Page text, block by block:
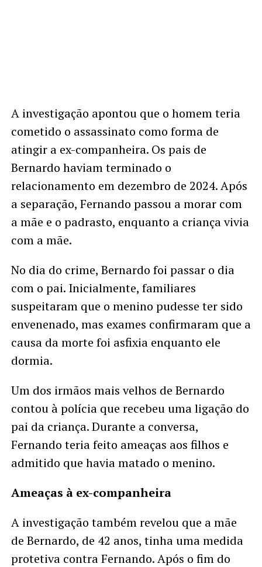
A investigação apontou que o homem teria
cometido o assassinato como forma de
atingir a ex-companheira. Os pais de
Bernardo haviam terminado o
relacionamento em dezembro de 2024. Após
a separação, Fernando passou a morar com
a mãe e o padrasto, enquanto a criança vivia
com a mãe.
No dia do crime, Bernardo foi passar o dia
com o pai. Inicialmente, familiares
suspeitaram que o menino pudesse ter sido
envenenado, mas exames confirmaram que a
causa da morte foi asfixia enquanto ele
dormia.
Um dos irmãos mais velhos de Bernardo
contou à polícia que recebeu uma ligação do
pai da criança. Durante a conversa,
Fernando teria feito ameaças aos filhos e
admitido que havia matado o menino.
Ameaças à ex-companheira
A investigação também revelou que a mãe
de Bernardo, de 42 anos, tinha uma medida
protetiva contra Fernando. Após o fim do